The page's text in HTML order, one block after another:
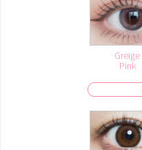
Greige
Pink